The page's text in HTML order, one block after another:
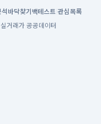
바닥찾기 백테스트 관심목록
거래가 공공데이터